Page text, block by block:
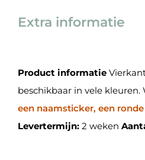
Extra informatie
Product informatie
beschikbaar in vele kleuren.
een naamsticker, een
Levertermijn: 2 weken